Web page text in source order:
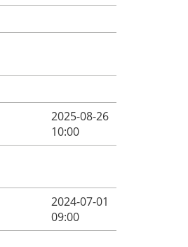
2025-08-26
10:00
2024-07-01
09:00